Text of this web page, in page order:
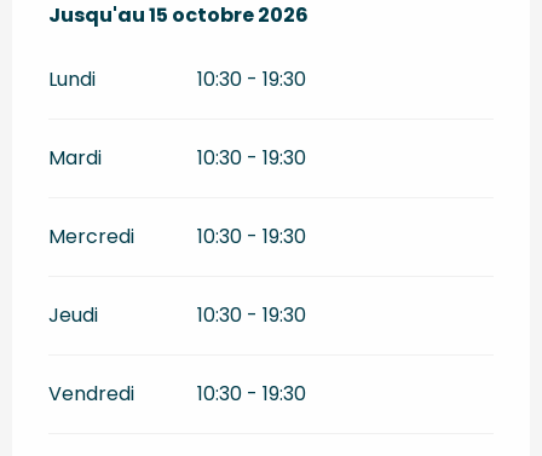
Du17 avril 2026au15 octobre 2026
Jusqu'au15 octobre 2026
Lundi 10:30 - 19:30
Mardi 10:30 - 19:30
Mercredi 10:30 - 19:30
Jeudi 10:30 - 19:30
Vendredi 10:30 - 19:30